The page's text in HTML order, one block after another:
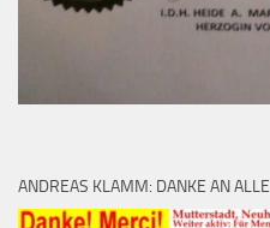
ANDREAS KLAMM: DANKE AN